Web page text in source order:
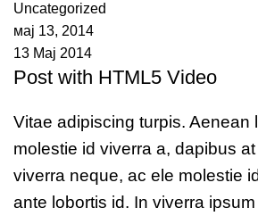
Uncategorized
мај 13, 2014
13 Мај 2014
Post with HTML5 Video
Vitae adipiscing turpis. Aenean
molestie id viverra a, dapibus
viverra neque, ac ele molestie
ante lobortis id. In viverra